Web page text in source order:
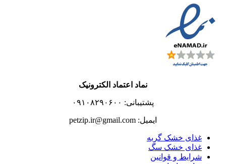
نماد اعتماد الکترونیک
پشتیبانی: ۰۹۱۰۸۲۹۰۶۰۰
ایمیل: petzip.ir@gmail.com
غذای خشک گربه
غذای خشک سگ
شرایط و قوانین